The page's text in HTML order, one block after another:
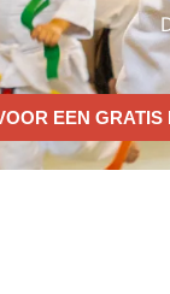
EEN GRATIS